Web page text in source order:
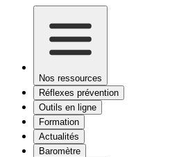
Nos ressources
Réflexes prévention
Outils en ligne
Formation
Actualités
Baromètre